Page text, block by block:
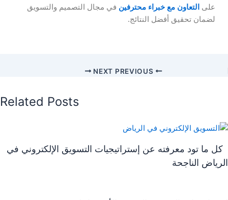
على
التعاون مع خبراء محترفين في مجال التصميم والتسويق
لضمان تحقيق أفضل النتائج.
NEXT
Related Posts
كل ما تود معرفته عن إستراتيجيات التسويق الإلكتروني في
الرياض الناجحة